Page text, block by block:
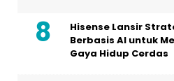
Hisense Lansir
Berbasis AI untuk
Gaya Hidup Cerdas